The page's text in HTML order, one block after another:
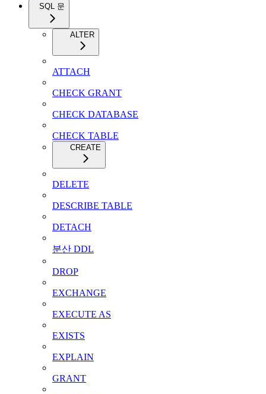
SQL 문
ALTER
ATTACH
CHECK GRANT
CHECK DATABASE
CHECK TABLE
CREATE
DELETE
DESCRIBE TABLE
DETACH
분산 DDL
DROP
EXCHANGE
EXECUTE AS
EXISTS
EXPLAIN
GRANT